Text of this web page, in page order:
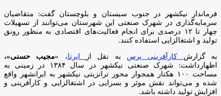
فرماندار نیکشهر در جنوب سیستان و بلوچستان گفت: متقاضیان
سرمایه‌گذاری در شهرک صنعتی این شهرستان می‌توانند از تسهیلات
چهار تا ۱۲ درصدی برای انجام فعالیت‌های اقتصادی به منظور رونق
تولید و اشتغالزایی استفاده کنند.
به گزارش کارآفرینی پرس به نقل از ایرنا، «مجیب حسنی»،
اظهارداشت: شهرک صنعتی نیکشهر در سال ۱۳۸۴ در زمینی به
مساحت ۱۰۰ هکتار همجوار محور ترانزیتی نیکشهر به ایرانشهر واقع
شده و می‌تواند نقش موثر و بسزایی در اشتغالزایی و کارآفرینی و
افزایش تولید داشته باشد.